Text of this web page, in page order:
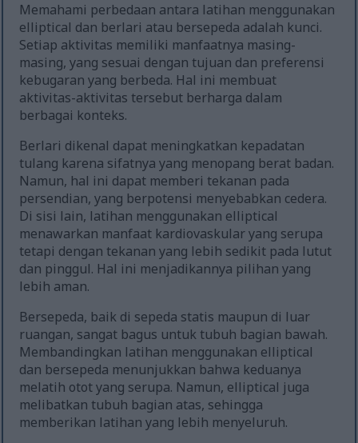
Memahami perbedaan antara latihan menggunakan
elliptical dan berlari atau bersepeda adalah kunci.
Setiap aktivitas memiliki manfaatnya masing-
masing, yang sesuai dengan tujuan dan preferensi
kebugaran yang berbeda. Hal ini membuat
aktivitas-aktivitas tersebut berharga dalam
berbagai konteks.
Berlari dikenal dapat meningkatkan kepadatan
tulang karena sifatnya yang menopang berat badan.
Namun, hal ini dapat memberi tekanan pada
persendian, yang berpotensi menyebabkan cedera.
Di sisi lain, latihan menggunakan elliptical
menawarkan manfaat kardiovaskular yang serupa
tetapi dengan tekanan yang lebih sedikit pada lutut
dan pinggul. Hal ini menjadikannya pilihan yang
lebih aman.
Bersepeda, baik di sepeda statis maupun di luar
ruangan, sangat bagus untuk tubuh bagian bawah.
Membandingkan latihan menggunakan elliptical
dan bersepeda menunjukkan bahwa keduanya
melatih otot yang serupa. Namun, elliptical juga
melibatkan tubuh bagian atas, sehingga
memberikan latihan yang lebih menyeluruh.